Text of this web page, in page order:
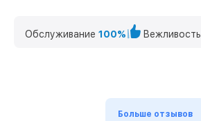
Обслуживание 100%
Больше отзывов